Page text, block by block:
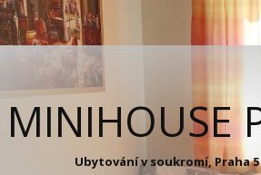
MINIHOUSE
Ubytování v soukromí, Praha